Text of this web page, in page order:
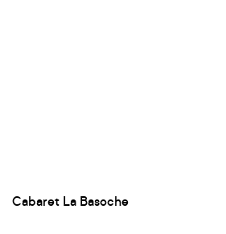
Cabaret La Basoche